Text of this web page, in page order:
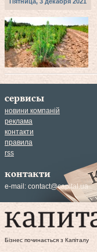
сервисы
новини компаній
реклама
контакти
правила
rss
контакти
e-mail: contact@capital.ua
Бізнес починається з Капіталу